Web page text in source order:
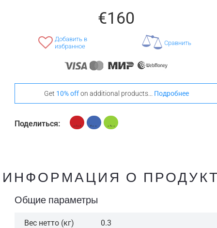
€160
Добавить в
избранное
Сравнить
Get 10% offon additional products... Подробнее
Поделиться:
ИНФОРМАЦИЯ О
Общие параметры
Вес нетто (кг) 0.3